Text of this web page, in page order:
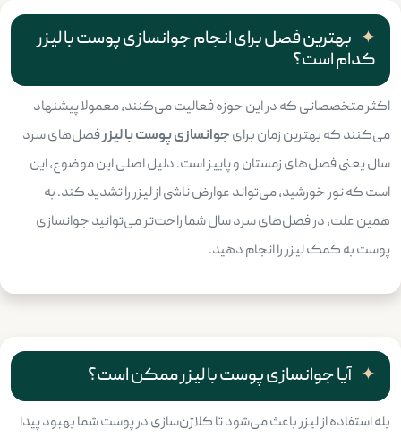
بهترین فصل برای انجام جوانسازی پوست با لیزر
کدام است؟
اکثر متخصصانی که در این حوزه فعالیت می‌کنند، معمولا پیشنهاد
می‌کنند که بهترین زمان برایجوانسازی پوست با لیزرفصل‌های سرد
سال یعنی فصل‌های زمستان و پاییز است. دلیل اصلی این موضوع، این
است که نور خورشید، می‌تواند عوارض ناشی از لیزر را تشدید کند. به
همین علت، در فصل‌های سرد سال شما راحت‌تر می‌توانید جوانسازی
پوست به کمک لیزر را انجام دهید.
آیا جوانسازی پوست با لیزر ممکن است؟
بله استفاده از لیزر باعث می‌شود تا کلاژن‌سازی در پوست شما بهبود پیدا